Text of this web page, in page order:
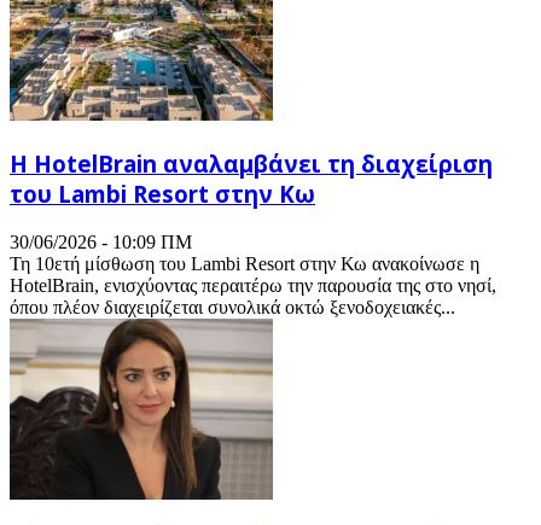
Η HotelBrain αναλαμβάνει τη διαχείριση
του Lambi Resort στην Κω
30/06/2026 - 10:09 ΠΜ
Τη 10ετή μίσθωση του Lambi Resort στην Κω ανακοίνωσε η
HotelBrain, ενισχύοντας περαιτέρω την παρουσία της στο νησί,
όπου πλέον διαχειρίζεται συνολικά οκτώ ξενοδοχειακές...